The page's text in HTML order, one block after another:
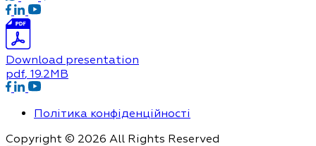
Download presentation
pdf, 19.2MB
Політика конфіденційності
Copyright © 2026 All Rights Reserved